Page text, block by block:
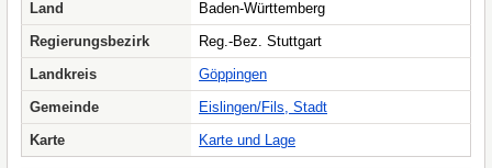
Land
Baden-Württemberg
Regierungsbezirk
Reg.-Bez. Stuttgart
Landkreis
Göppingen
Gemeinde
Eislingen/Fils, Stadt
Karte
Karte und Lage